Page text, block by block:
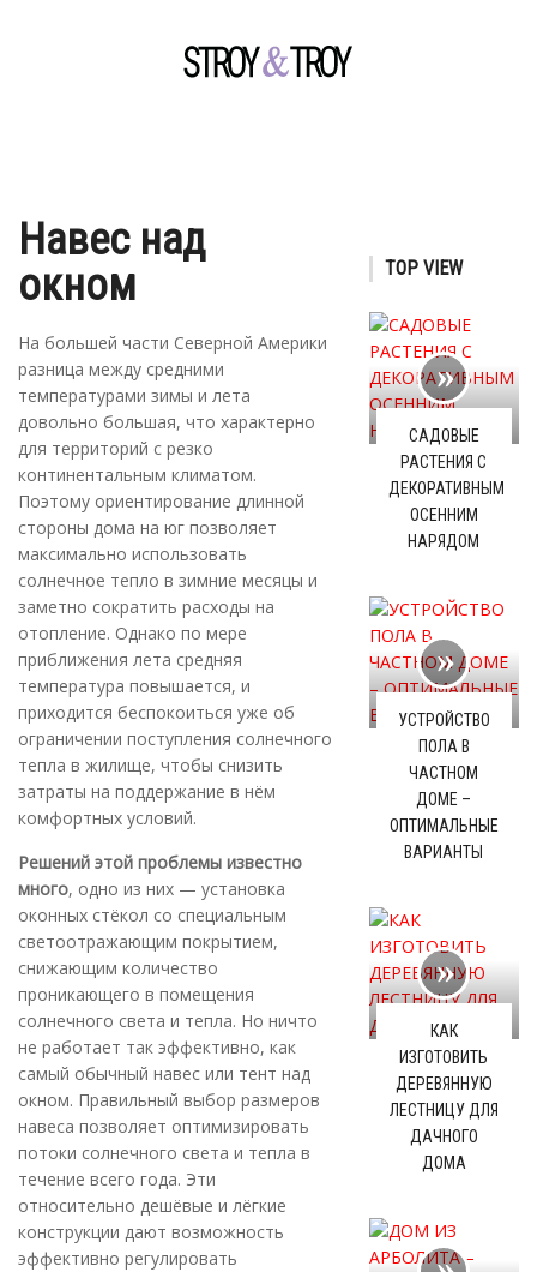
Навес над
окном
На большей части Северной Америки
разница между средними
температурами зимы и лета
довольно большая, что характерно
для территорий с резко
континентальным климатом.
Поэтому ориентирование длинной
стороны дома на юг позволяет
максимально использовать
солнечное тепло в зимние месяцы и
заметно сократить расходы на
отопление. Однако по мере
приближения лета средняя
температура повышается, и
приходится беспокоиться уже об
ограничении поступления солнечного
тепла в жилище, чтобы снизить
затраты на поддержание в нём
комфортных условий.
Решений этой проблемы известно
много, одно из них — установка
оконных стёкол со специальным
светоотражающим покрытием,
снижающим количество
проникающего в помещения
солнечного света и тепла. Но ничто
не работает так эффективно, как
самый обычный навес или тент над
окном. Правильный выбор размеров
навеса позволяет оптимизировать
потоки солнечного света и тепла в
течение всего года. Эти
относительно дешёвые и лёгкие
конструкции дают возможность
эффективно регулировать
TOP VIEW
САДОВЫЕ
РАСТЕНИЯ С
ДЕКОРАТИВНЫМ
ОСЕННИМ
НАРЯДОМ
УСТРОЙСТВО
ПОЛА В
ЧАСТНОМ
ДОМЕ –
ОПТИМАЛЬНЫЕ
ВАРИАНТЫ
КАК
ИЗГОТОВИТЬ
ДЕРЕВЯННУЮ
ЛЕСТНИЦУ ДЛЯ
ДАЧНОГО
ДОМА